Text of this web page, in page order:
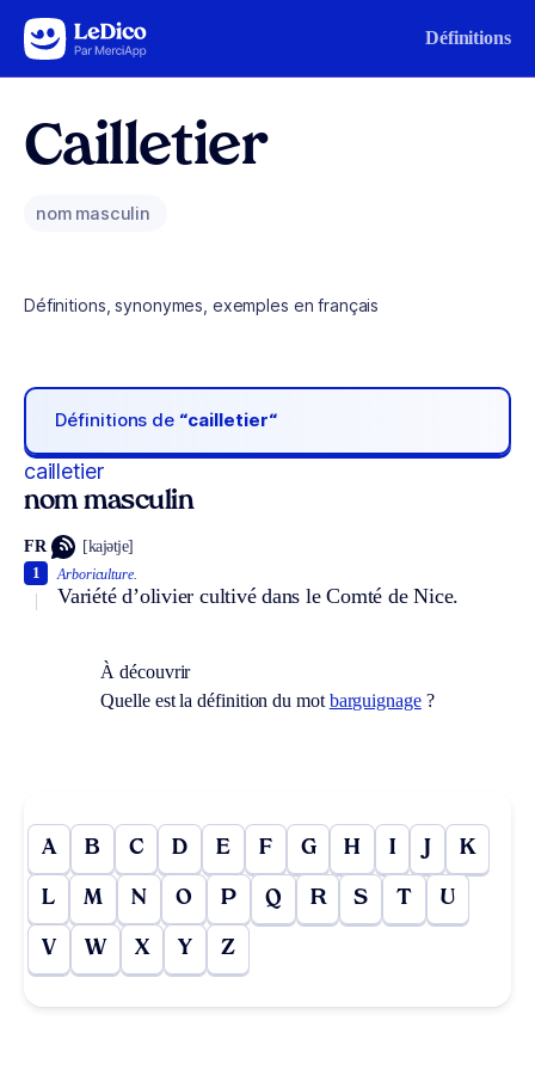
Aller au contenu Définitions
Cailletier
nom masculin
Définitions, synonymes, exemples en français
Définitions de “cailletier“
cailletier
nom masculin
FR [kajətje]
Arboriculture.
Variété d’olivier cultivé dans le Comté de Nice.
1
À découvrir
Quelle est la définition du mot barguignage?
A B C D E F G H I J K
L M N O P Q R S T U
V W X Y Z